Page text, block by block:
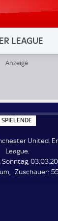
LEAGUE
SPIELENDE
P
E
N
E
United.
League.
Sonntag,
Zuschauer: Z